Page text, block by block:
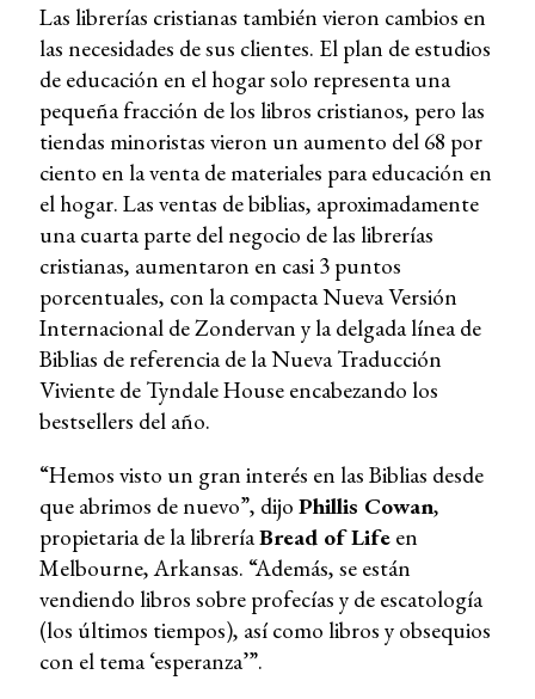
Las librerías cristianas también vieron cambios en
las necesidades de sus clientes. El plan de estudios
de educación en el hogar solo representa una
pequeña fracción de los libros cristianos, pero las
tiendas minoristas vieron un aumento del 68 por
ciento en la venta de materiales para educación en
el hogar. Las ventas de biblias, aproximadamente
una cuarta parte del negocio de las librerías
cristianas, aumentaron en casi 3 puntos
porcentuales, con la compacta Nueva Versión
Internacional de Zondervan y la delgada línea de
Biblias de referencia de la Nueva Traducción
Viviente de Tyndale House encabezando los
bestsellers del año.
“Hemos visto un gran interés en las Biblias desde
que abrimos de nuevo”, dijo Phillis Cowan,
propietaria de la libreríaBread of Lifeen
Melbourne, Arkansas. “Además, se están
vendiendo libros sobre profecías y de escatología
(los últimos tiempos), así como libros y obsequios
con el tema ‘esperanza’”.